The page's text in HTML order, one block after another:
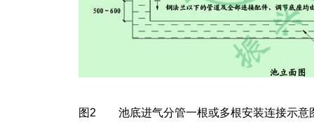
图2 池底进气分管一根或多根安装连接示意